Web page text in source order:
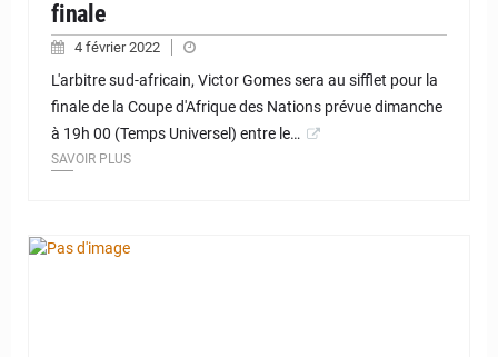
finale
4 février 2022
L'arbitre sud-africain, Victor Gomes sera au sifflet pour la
finale de la Coupe d'Afrique des Nations prévue dimanche
à 19h 00 (Temps Universel) entre le…
SAVOIR PLUS